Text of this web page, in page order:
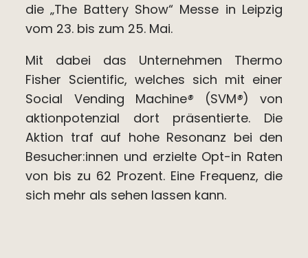
die „The Battery Show“ Messe in Leipzig
vom 23. bis zum 25. Mai.
Mit dabei das Unternehmen Thermo
Fisher Scientific, welches sich mit einer
Social Vending Machine® (SVM®) von
aktionpotenzial dort präsentierte. Die
Aktion traf auf hohe Resonanz bei den
Besucher:innen und erzielte Opt-in Raten
von bis zu 62 Prozent. Eine Frequenz, die
sich mehr als sehen lassen kann.